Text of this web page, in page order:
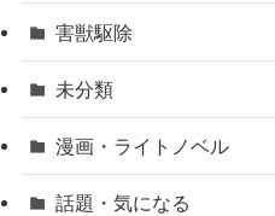
害獣駆除
未分類
漫画・ライトノベル
話題・気になる